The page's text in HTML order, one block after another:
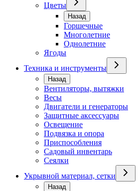
Цветы
Назад
Горшечные
Многолетние
Однолетние
Ягоды
Техника и инструменты
Назад
Вентиляторы, вытяжки
Весы
Двигатели и генераторы
Защитные аксессуары
Освещение
Подвязка и опора
Приспособления
Садовый инвентарь
Сеялки
Укрывной материал, сетки
Назад